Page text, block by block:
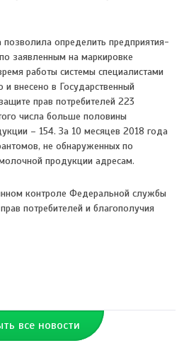
позволила определить предприятия-
заявленным на маркировке
работы системы специалистами
внесено в Государственный
прав потребителей 223
числа больше половины
– 154. За 10 месяцев 2018 года
не обнаруженных по
продукции адресам.
контроле Федеральной службы
потребителей и благополучия
все новости